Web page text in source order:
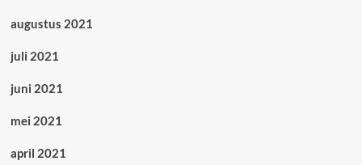
augustus 2021
juli 2021
juni 2021
mei 2021
april 2021